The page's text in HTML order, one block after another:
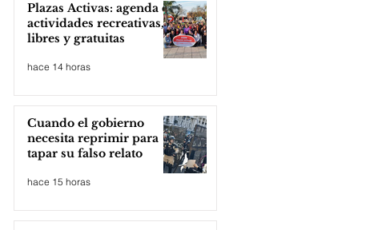
Plazas Activas: agenda de
actividades recreativas,
libres y gratuitas
hace 14 horas
Cuando el gobierno
necesita reprimir para
tapar su falso relato
hace 15 horas